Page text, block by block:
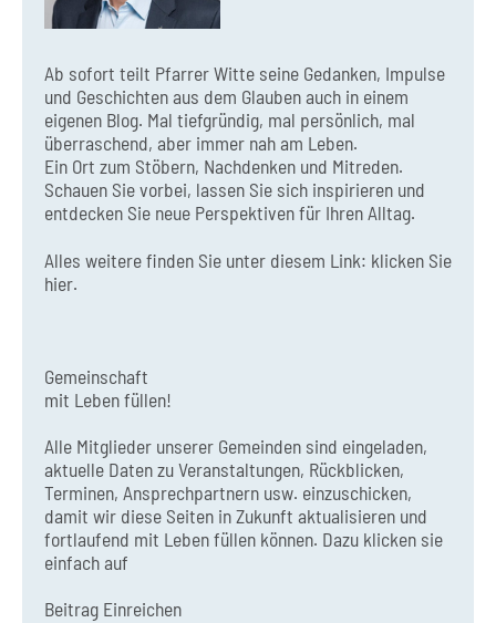
Ab sofort teilt Pfarrer Witte seine Gedanken, Impulse
und Geschichten aus dem Glauben auch in einem
eigenen Blog. Mal tiefgründig, mal persönlich, mal
überraschend, aber immer nah am Leben.
Ein Ort zum Stöbern, Nachdenken und Mitreden.
Schauen Sie vorbei, lassen Sie sich inspirieren und
entdecken Sie neue Perspektiven für Ihren Alltag.
Alles weitere finden Sie unter diesem Link: klicken Sie
hier.
Gemeinschaft
mit Leben füllen!
Alle Mitglieder unserer Gemeinden sind eingeladen,
aktuelle Daten zu Veranstaltungen, Rückblicken,
Terminen, Ansprechpartnern usw. einzuschicken,
damit wir diese Seiten in Zukunft aktualisieren und
fortlaufend mit Leben füllen können. Dazu klicken sie
einfach auf
Beitrag Einreichen